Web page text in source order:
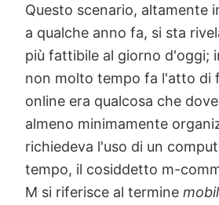
Questo scenario, altamente
a qualche anno fa, si sta
più fattibile al giorno d'oggi;
non molto tempo fa l'atto di
online era qualcosa che
almeno minimamente
richiedeva l'uso di un
tempo, il cosiddetto m-
M si riferisce al termine